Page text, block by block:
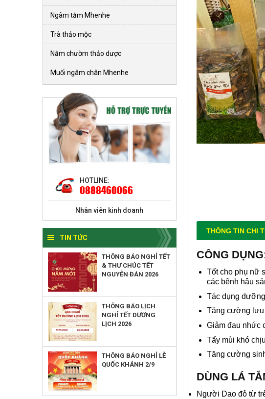
Ngâm tắm Mhenhe
Trà thảo mộc
Nắm chườm thảo dược
Muối ngâm chân Mhenhe
HOTLINE:
0888460066
Nhân viên kinh doanh
TIN TỨC
THÔNG BÁO NGHỈ TẾT
& THƯ CHÚC TẾT
NGUYÊN ĐÁN 2026
THÔNG BÁO LỊCH
NGHỈ TẾT DƯƠNG
LỊCH 2026
THÔNG BÁO NGHỈ LỄ
QUỐC KHÁNH 2/9
THÔNG TIN CHI
CÔNG
Tốt cho phụ nữ
các bệnh hậu
Tác dụng
Tăng cường lưu
Giảm đau nhức
Tẩy mùi khó
Tăng cường
DÙNG LÁ
Người Dao đỏ từ